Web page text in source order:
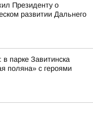
Президенту о
развитии Дальнего
в парке Завитинска
поляна» с героями